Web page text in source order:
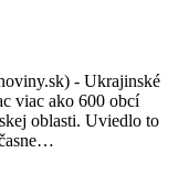
- Ukrajinské
viac ako 600 obcí
oblasti. Uviedlo to